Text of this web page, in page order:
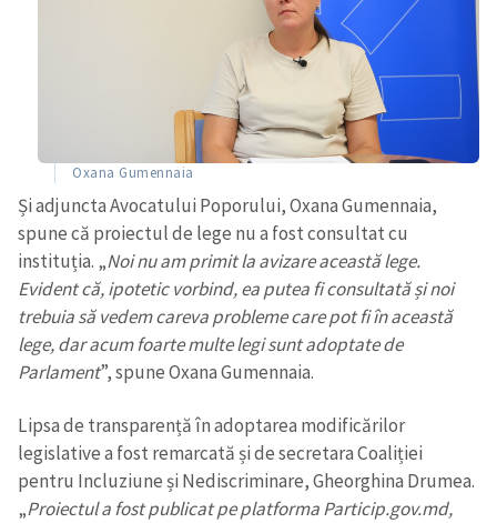
Oxana Gumennaia
Și adjuncta Avocatului Poporului, Oxana Gumennaia,
spune că proiectul de lege nu a fost consultat cu
instituția. „Noi nu am primit la avizare această lege.
Evident că, ipotetic vorbind, ea putea fi consultată și noi
trebuia să vedem careva probleme care pot fi în această
lege, dar acum foarte multe legi sunt adoptate de
Parlament”, spune Oxana Gumennaia.
Lipsa de transparență în adoptarea modificărilor
legislative a fost remarcată și de secretara Coaliției
pentru Incluziune și Nediscriminare, Gheorghina Drumea.
„Proiectul a fost publicat pe platforma Particip.gov.md,